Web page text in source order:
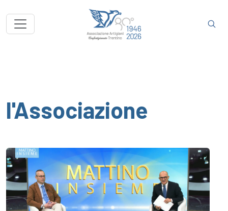
l'Associazione